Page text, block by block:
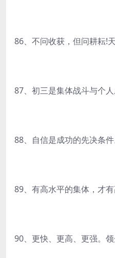
86、不问收获，但问耕耘!天
87、初三是集体战斗与个人
88、自信是成功的先决条件
89、有高水平的集体，才有
90、更快、更高、更强。领